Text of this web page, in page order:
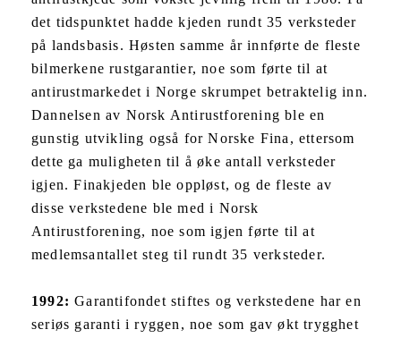
det tidspunktet hadde kjeden rundt 35 verksteder
på landsbasis. Høsten samme år innførte de fleste
bilmerkene rustgarantier, noe som førte til at
antirustmarkedet i Norge skrumpet betraktelig inn.
Dannelsen av Norsk Antirustforening ble en
gunstig utvikling også for Norske Fina, ettersom
dette ga muligheten til å øke antall verksteder
igjen. Finakjeden ble oppløst, og de fleste av
disse verkstedene ble med i Norsk
Antirustforening, noe som igjen førte til at
medlemsantallet steg til rundt 35 verksteder.
1992: Garantifondet stiftes og verkstedene har en
seriøs garanti i ryggen, noe som gav økt trygghet